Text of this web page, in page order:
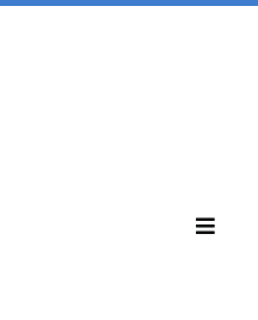
Toggle